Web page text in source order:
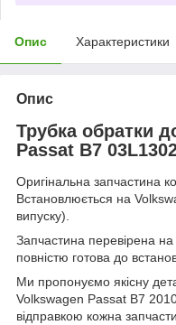
Опис Характеристики
Опис
Трубка обратки
Passat B7
Оригінальна запчастина
Встановлюється на
випуску).
Запчастина перевірена на
повністю готова до
Ми пропонуємо якісну
Volkswagen Passat B7
відправкою кожна